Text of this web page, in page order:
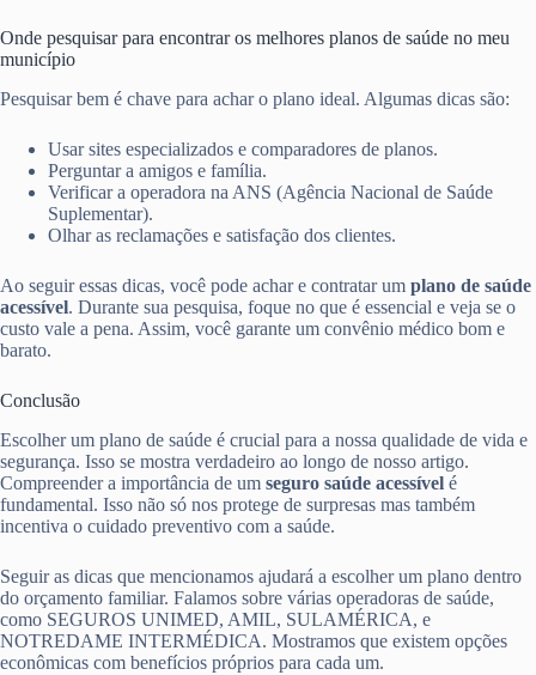
Onde pesquisar para encontrar os melhores planos de saúde no meu
município
Pesquisar bem é chave para achar o plano ideal. Algumas dicas são:
Usar sites especializados e comparadores de planos.
Perguntar a amigos e família.
Verificar a operadora na ANS (Agência Nacional de Saúde
Suplementar).
Olhar as reclamações e satisfação dos clientes.
Ao seguir essas dicas, você pode achar e contratar um plano de saúde
acessível. Durante sua pesquisa, foque no que é essencial e veja se o
custo vale a pena. Assim, você garante um convênio médico bom e
barato.
Conclusão
Escolher um plano de saúde é crucial para a nossa qualidade de vida e
segurança. Isso se mostra verdadeiro ao longo de nosso artigo.
Compreender a importância de um seguro saúde acessível é
fundamental. Isso não só nos protege de surpresas mas também
incentiva o cuidado preventivo com a saúde.
Seguir as dicas que mencionamos ajudará a escolher um plano dentro
do orçamento familiar. Falamos sobre várias operadoras de saúde,
como SEGUROS UNIMED, AMIL, SULAMÉRICA, e
NOTREDAME INTERMÉDICA. Mostramos que existem opções
econômicas com benefícios próprios para cada um.